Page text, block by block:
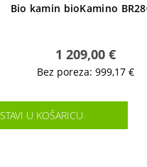
Bio kamin bioKamino
1 209,00 €
Bez poreza: 999,17 €
STAVI U KOŠARICU